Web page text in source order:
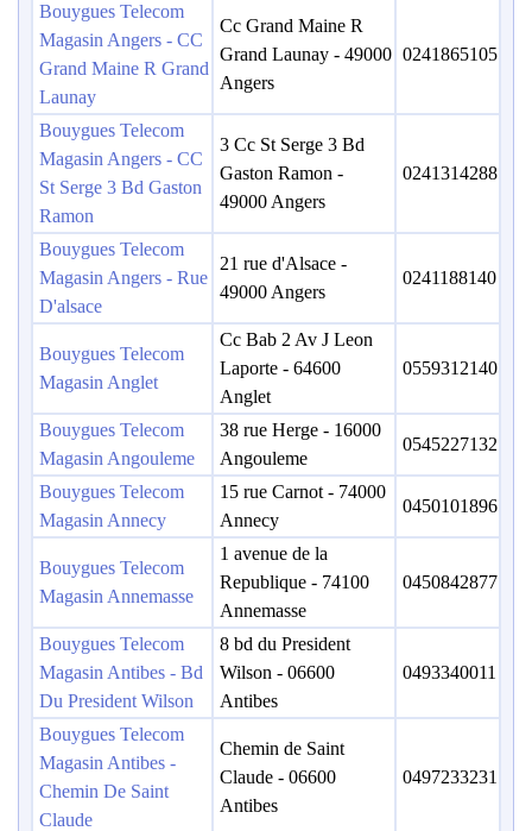
Bouygues Telecom
Magasin Angers - CC
Grand Maine R Grand
Launay
Cc Grand Maine R
Grand Launay - 49000
Angers
0241865105
Bouygues Telecom
Magasin Angers - CC
St Serge 3 Bd Gaston
Ramon
3 Cc St Serge 3 Bd
Gaston Ramon -
49000 Angers
0241314288
Bouygues Telecom
Magasin Angers - Rue
D'alsace
21 rue d'Alsace -
49000 Angers
0241188140
Bouygues Telecom
Magasin Anglet
Cc Bab 2 Av J Leon
Laporte - 64600
Anglet
0559312140
Bouygues Telecom
Magasin Angouleme
38 rue Herge - 16000
Angouleme
0545227132
Bouygues Telecom
Magasin Annecy
15 rue Carnot - 74000
Annecy
0450101896
Bouygues Telecom
Magasin Annemasse
1 avenue de la
Republique - 74100
Annemasse
0450842877
Bouygues Telecom
Magasin Antibes - Bd
Du President Wilson
8 bd du President
Wilson - 06600
Antibes
0493340011
Bouygues Telecom
Magasin Antibes -
Chemin De Saint
Claude
Chemin de Saint
Claude - 06600
Antibes
0497233231